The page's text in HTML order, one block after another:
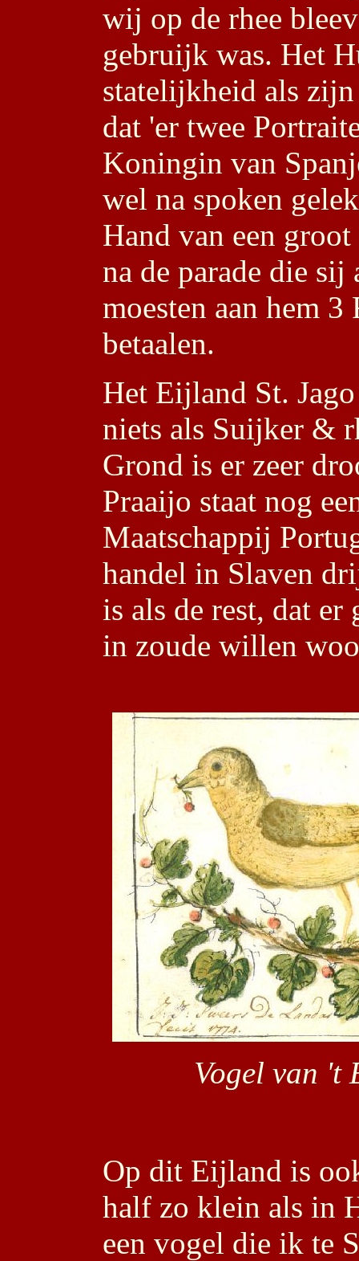
wij op de rhee
gebruijk was. Het
statelijkheid als
dat 'er twee
Koningin van
wel na spoken
Hand van een
na de parade die
moesten aan hem
betaalen.
Het Eijland St.
niets als Suijker &
Grond is er zeer
Praaijo staat nog
Maatschappij
handel in Slaven
is als de rest, dat er
in zoude willen
Vogel van
Op dit Eijland is
half zo klein als in
een vogel die ik te